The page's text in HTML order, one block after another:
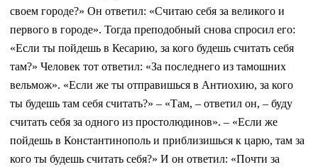
своем городе?» Он ответил: «Считаю себя за великого и
первого в городе». Тогда преподобный снова спросил его:
«Если ты пойдешь в Кесарию, за кого будешь считать себя
там?» Человек тот ответил: «За последнего из тамошних
вельмож». «Если же ты отправишься в Антиохию, за кого
ты будешь там себя считать?» – «Там, – ответил он, – буду
считать себя за одного из простолюдинов». – «Если же
пойдешь в Константинополь и приблизишься к царю, там за
кого ты будешь считать себя?» И он ответил: «Почти за